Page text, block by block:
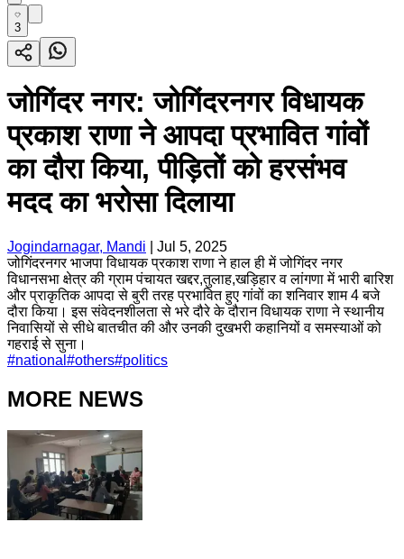
3
जोगिंदर नगर: जोगिंदरनगर विधायक
प्रकाश राणा ने आपदा प्रभावित गांवों
का दौरा किया, पीड़ितों को हरसंभव
मदद का भरोसा दिलाया
Jogindarnagar, Mandi
Jul 5, 2025
जोगिंदरनगर भाजपा विधायक प्रकाश राणा ने हाल ही में जोगिंदर नगर
विधानसभा क्षेत्र की ग्राम पंचायत खद्दर,तुलाह,खड़िहार व लांगणा में भारी बारिश
और प्राकृतिक आपदा से बुरी तरह प्रभावित हुए गांवों का शनिवार शाम 4 बजे
दौरा किया। इस संवेदनशीलता से भरे दौरे के दौरान विधायक राणा ने स्थानीय
निवासियों से सीधे बातचीत की और उनकी दुखभरी कहानियों व समस्याओं को
गहराई से सुना।
#national #others#politics
MORE NEWS